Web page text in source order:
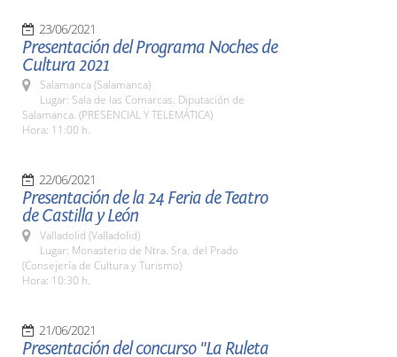
23/06/2021
Presentación del Programa Noches de
Cultura 2021
Salamanca (Salamanca)
Lugar: Sala de las Comarcas. Diputación de
Salamanca. (PRESENCIAL Y TELEMÁTICA)
Hora: 11:00 h.
22/06/2021
Presentación de la 24 Feria de Teatro
de Castilla y León
Valladolid (Valladolid)
Lugar: Monasterio de Ntra. Sra. del Prado
(Consejería de Cultura y Turismo)
Hora: 10:30 h.
21/06/2021
Presentación del concurso "La Ruleta